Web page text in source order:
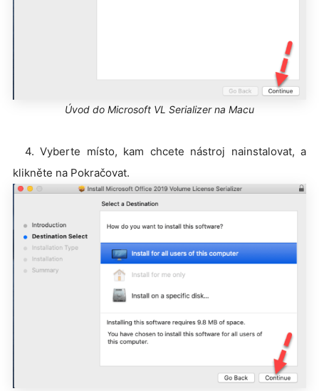
Úvod do Microsoft VL Serializer na Macu
4. Vyberte místo, kam chcete nástroj nainstalovat, a
klikněte na Pokračovat.